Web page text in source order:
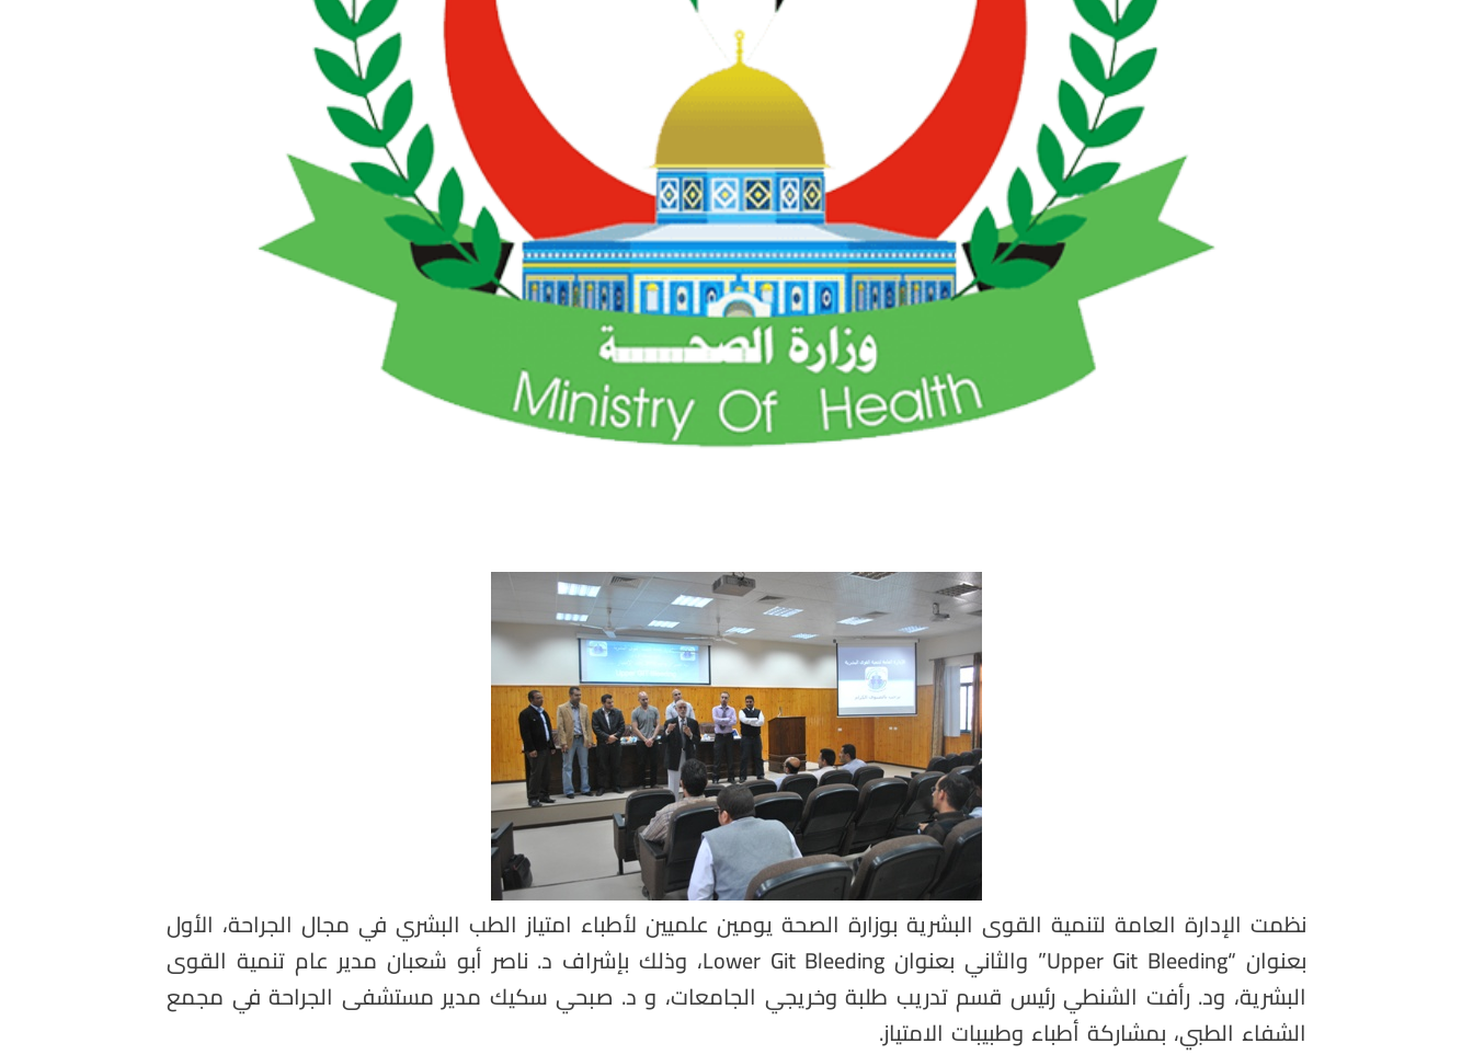
نظمت الإدارة العامة لتنمية القوى البشرية بوزارة الصحة يومين علميين لأطباء امتياز الطب البشري في مجال الجراحة، الأول
بعنوان “Upper Git Bleeding” والثاني بعنوان Lower Git Bleeding، وذلك بإشراف د. ناصر أبو شعبان مدير عام تنمية القوى
البشرية، ود. رأفت الشنطي رئيس قسم تدريب طلبة وخريجي الجامعات، و د. صبحي سكيك مدير مستشفى الجراحة في مجمع
الشفاء الطبي، بمشاركة أطباء وطبيبات الامتياز.